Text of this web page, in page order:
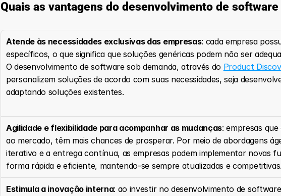
Quais as vantagens do desenvolvimento de software
Atende às necessidades exclusivas das empresas: cada empresa
específicos, o que significa que soluções genéricas podem não ser
O desenvolvimento de software sob demanda, através do Product
personalizem soluções de acordo com suas necessidades, seja
adaptando soluções existentes.
Agilidade e flexibilidade para acompanhar as mudanças: empresas
ao mercado, têm mais chances de prosperar. Por meio de abordagens
iterativo e a entrega contínua, as empresas podem implementar novas
forma rápida e eficiente, mantendo-se sempre atualizadas e competitivas.
Estimula a inovação interna: ao investir no desenvolvimento de